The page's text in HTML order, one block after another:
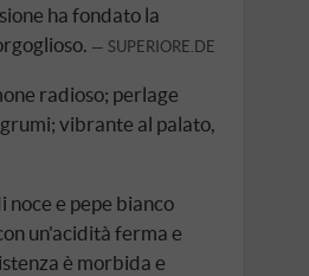
ha fondato la
SUPERIORE.DE
radioso; perlage
vibrante al palato,
noce e pepe bianco
un'acidità ferma e
è morbida e